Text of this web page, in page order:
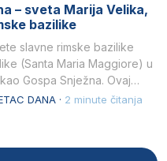
– sveta Marija Velika,
bazilike
slavne rimske bazilike
(Santa Maria Maggiore) u
Gospa Snježna. Ovaj
DANA · 2 minute čitanja